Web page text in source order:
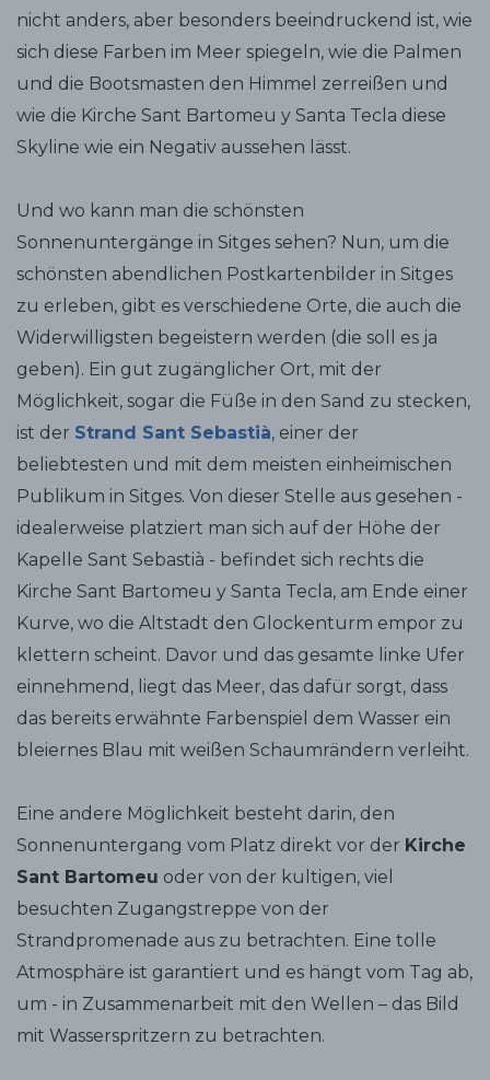
nicht anders, aber besonders beeindruckend ist, wie
sich diese Farben im Meer spiegeln, wie die Palmen
und die Bootsmasten den Himmel zerreißen und
wie die Kirche Sant Bartomeu y Santa Tecla diese
Skyline wie ein Negativ aussehen lässt.
Und wo kann man die schönsten
Sonnenuntergänge in Sitges sehen? Nun, um die
schönsten abendlichen Postkartenbilder in Sitges
zu erleben, gibt es verschiedene Orte, die auch die
Widerwilligsten begeistern werden (die soll es ja
geben). Ein gut zugänglicher Ort, mit der
Möglichkeit, sogar die Füße in den Sand zu stecken,
ist der Strand Sant Sebastià, einer der
beliebtesten und mit dem meisten einheimischen
Publikum in Sitges. Von dieser Stelle aus gesehen -
idealerweise platziert man sich auf der Höhe der
Kapelle Sant Sebastià - befindet sich rechts die
Kirche Sant Bartomeu y Santa Tecla, am Ende einer
Kurve, wo die Altstadt den Glockenturm empor zu
klettern scheint. Davor und das gesamte linke Ufer
einnehmend, liegt das Meer, das dafür sorgt, dass
das bereits erwähnte Farbenspiel dem Wasser ein
bleiernes Blau mit weißen Schaumrändern verleiht.
Eine andere Möglichkeit besteht darin, den
Sonnenuntergang vom Platz direkt vor der Kirche
Sant Bartomeu oder von der kultigen, viel
besuchten Zugangstreppe von der
Strandpromenade aus zu betrachten. Eine tolle
Atmosphäre ist garantiert und es hängt vom Tag ab,
um - in Zusammenarbeit mit den Wellen – das Bild
mit Wasserspritzern zu betrachten.